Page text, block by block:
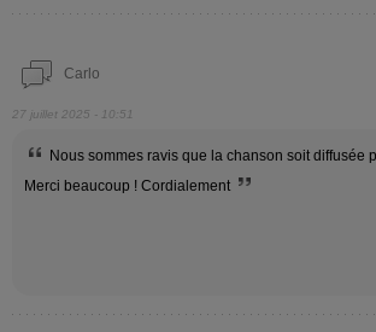
Carlo
27 juillet 2025 - 10:51
Nous sommes ravis que la chanson soit diffusée
Merci beaucoup ! Cordialement